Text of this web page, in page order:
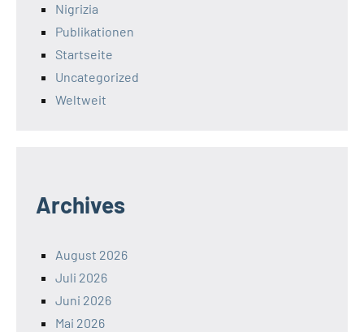
Nigrizia
Publikationen
Startseite
Uncategorized
Weltweit
Archives
August 2026
Juli 2026
Juni 2026
Mai 2026